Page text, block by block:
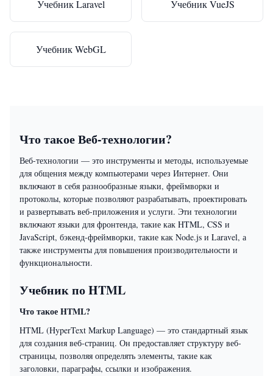
Учебник Laravel Учебник VueJS
Учебник WebGL
Что такое Веб-технологии?
Веб-технологии — это инструменты и методы, используемые
для общения между компьютерами через Интернет. Они
включают в себя разнообразные языки, фреймворки и
протоколы, которые позволяют разрабатывать, проектировать
и развертывать веб-приложения и услуги. Эти технологии
включают языки для фронтенда, такие как HTML, CSS и
JavaScript, бэкенд-фреймворки, такие как Node.js и Laravel, а
также инструменты для повышения производительности и
функциональности.
Учебник по HTML
Что такое HTML?
HTML (HyperText Markup Language) — это стандартный язык
для создания веб-страниц. Он предоставляет структуру веб-
страницы, позволяя определять элементы, такие как
заголовки, параграфы, ссылки и изображения.